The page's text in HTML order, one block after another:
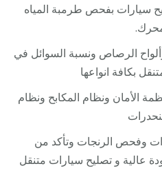
سيارات بفحص طرمبة المياه
الرصاص ونسبة السوائل في
بكافة انواعها
الأمان ونظام المكابح ونظام
وفحص الرنجات وتأكد من
عالية و تصليح سيارات متنقل